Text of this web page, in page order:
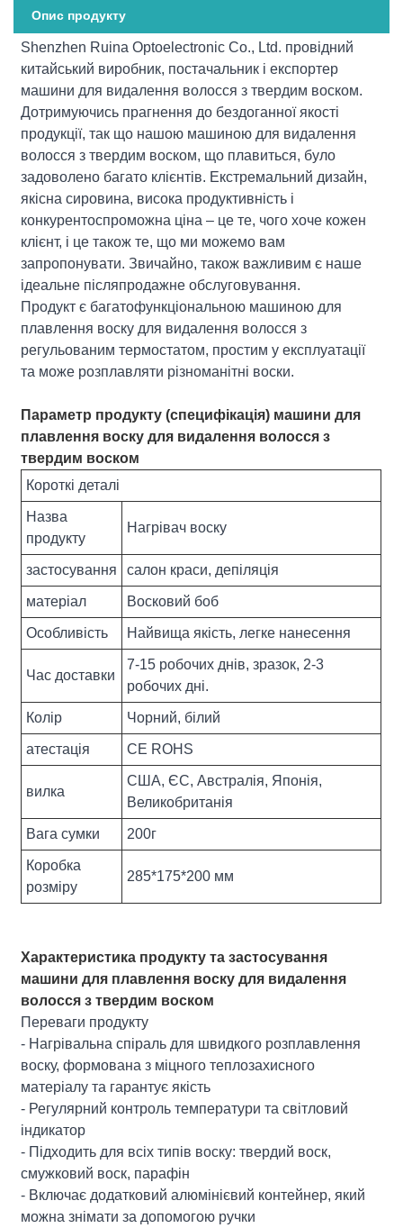
Опис продукту
Shenzhen Ruina Optoelectronic Co., Ltd. провідний
китайський виробник, постачальник і експортер
машини для видалення волосся з твердим воском.
Дотримуючись прагнення до бездоганної якості
продукції, так що нашою машиною для видалення
волосся з твердим воском, що плавиться, було
задоволено багато клієнтів. Екстремальний дизайн,
якісна сировина, висока продуктивність і
конкурентоспроможна ціна – це те, чого хоче кожен
клієнт, і це також те, що ми можемо вам
запропонувати. Звичайно, також важливим є наше
ідеальне післяпродажне обслуговування.
Продукт є багатофункціональною машиною для
плавлення воску для видалення волосся з
регульованим термостатом, простим у експлуатації
та може розплавляти різноманітні воски.
Параметр продукту (специфікація) машини для
плавлення воску для видалення волосся з
твердим воском
Короткі деталі
Назва
продукту
Нагрівач воску
застосування салон краси, депіляція
матеріал Восковий боб
Особливість Найвища якість, легке нанесення
Час доставки
7-15 робочих днів, зразок, 2-3
робочих дні.
Колір Чорний, білий
атестація CE ROHS
вилка
США, ЄС, Австралія, Японія,
Великобританія
Вага сумки 200г
Коробка
розміру
285*175*200 мм
Характеристика продукту та застосування
машини для плавлення воску для видалення
волосся з твердим воском
Переваги продукту
- Нагрівальна спіраль для швидкого розплавлення
воску, формована з міцного теплозахисного
матеріалу та гарантує якість
- Регулярний контроль температури та світловий
індикатор
- Підходить для всіх типів воску: твердий воск,
смужковий воск, парафін
- Включає додатковий алюмінієвий контейнер, який
можна знімати за допомогою ручки